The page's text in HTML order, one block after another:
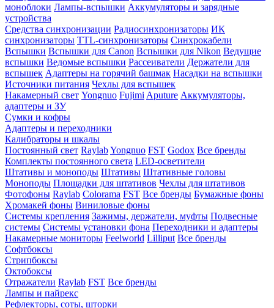
моноблоки Лампы-вспышки Аккумуляторы и зарядные
устройства
Средства синхронизации Радиосинхронизаторы ИК
синхронизаторы TTL-синхронизаторы Синхрокабели
Вспышки Вспышки для Canon Вспышки для Nikon Ведущие
вспышки Ведомые вспышки Рассеиватели Держатели для
вспышек Адаптеры на горячий башмак Насадки на вспышки
Источники питания Чехлы для вспышек
Накамерный свет Yongnuo Fujimi Aputure Аккумуляторы,
адаптеры и ЗУ
Сумки и кофры
Адаптеры и переходники
Калибраторы и шкалы
Постоянный свет RaylabYongnuo FST Godox Все бренды
Комплекты постоянного света LED-осветители
Штативы и моноподы Штативы Штативные головы
Моноподы Площадки для штативов Чехлы для штативов
Фотофоны Raylab Colorama FST Все бренды Бумажные фоны
Хромакей фоны Виниловые фоны
Системы крепления Зажимы, держатели, муфты Подвесные
системы Системы установки фона Переходники и адаптеры
Накамерные мониторы Feelworld Lilliput Все бренды
Софтбоксы
Стрипбоксы
Октобоксы
Отражатели Raylab FST Все бренды
Лампы и пайрекс
Рефлекторы, соты, шторки